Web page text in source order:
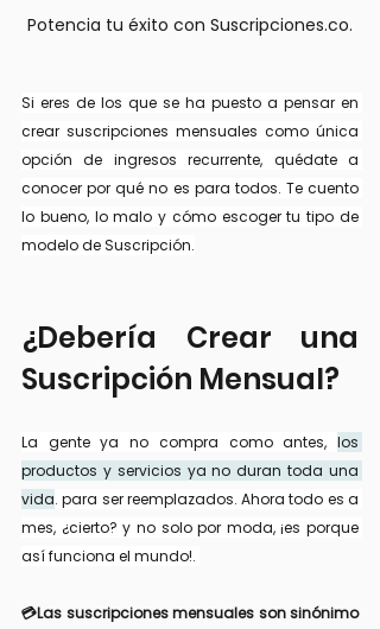
Potencia tu éxito con Suscripciones.co.
Si eres de los que se ha puesto a pensar en
crear suscripciones mensuales como única
opción de ingresos recurrente, quédate a
conocer por qué no es para todos. Te cuento
lo bueno, lo malo y cómo escoger tu tipo de
modelo de Suscripción.
¿Debería Crear una
Suscripción Mensual?
La gente ya no compra como antes, los
productos y servicios ya no duran toda una
vida. para ser reemplazados. Ahora todo es a
mes, ¿cierto? y no solo por moda, ¡es porque
así funciona el mundo!.
💳Las suscripciones mensuales son sinónimo